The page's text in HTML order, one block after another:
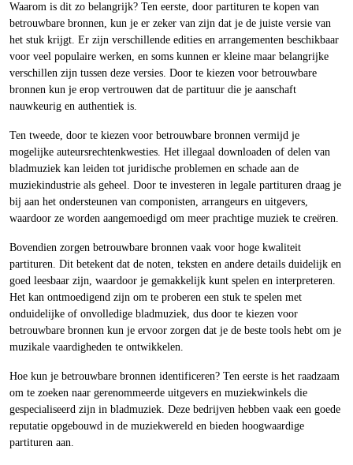
Waarom is dit zo belangrijk? Ten eerste, door partituren te kopen van
betrouwbare bronnen, kun je er zeker van zijn dat je de juiste versie van
het stuk krijgt. Er zijn verschillende edities en arrangementen beschikbaar
voor veel populaire werken, en soms kunnen er kleine maar belangrijke
verschillen zijn tussen deze versies. Door te kiezen voor betrouwbare
bronnen kun je erop vertrouwen dat de partituur die je aanschaft
nauwkeurig en authentiek is.
Ten tweede, door te kiezen voor betrouwbare bronnen vermijd je
mogelijke auteursrechtenkwesties. Het illegaal downloaden of delen van
bladmuziek kan leiden tot juridische problemen en schade aan de
muziekindustrie als geheel. Door te investeren in legale partituren draag je
bij aan het ondersteunen van componisten, arrangeurs en uitgevers,
waardoor ze worden aangemoedigd om meer prachtige muziek te creëren.
Bovendien zorgen betrouwbare bronnen vaak voor hoge kwaliteit
partituren. Dit betekent dat de noten, teksten en andere details duidelijk en
goed leesbaar zijn, waardoor je gemakkelijk kunt spelen en interpreteren.
Het kan ontmoedigend zijn om te proberen een stuk te spelen met
onduidelijke of onvolledige bladmuziek, dus door te kiezen voor
betrouwbare bronnen kun je ervoor zorgen dat je de beste tools hebt om je
muzikale vaardigheden te ontwikkelen.
Hoe kun je betrouwbare bronnen identificeren? Ten eerste is het raadzaam
om te zoeken naar gerenommeerde uitgevers en muziekwinkels die
gespecialiseerd zijn in bladmuziek. Deze bedrijven hebben vaak een goede
reputatie opgebouwd in de muziekwereld en bieden hoogwaardige
partituren aan.